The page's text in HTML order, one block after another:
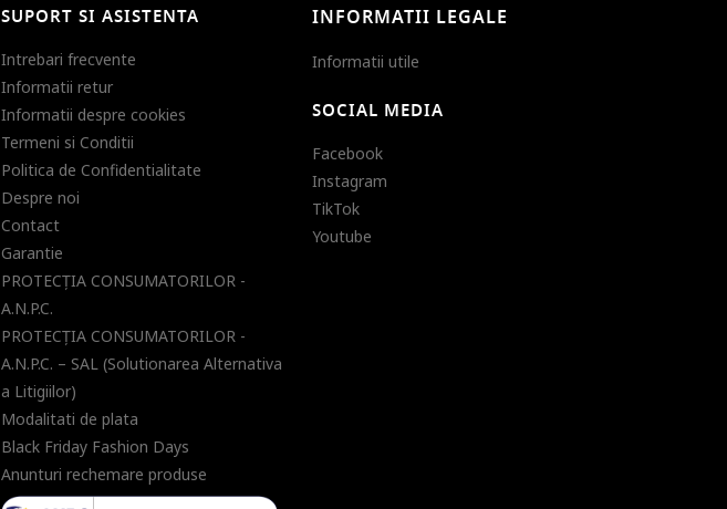
SUPORT SI ASISTENTA
Intrebari frecvente
Informatii retur
Informatii despre cookies
Termeni si Conditii
Politica de Confidentialitate
Despre noi
Contact
Garantie
PROTECŢIA CONSUMATORILOR -
A.N.P.C.
PROTECŢIA CONSUMATORILOR -
A.N.P.C. – SAL (Solutionarea Alternativa
a Litigiilor)
Modalitati de plata
Black Friday Fashion Days
Anunturi rechemare produse
INFORMATII LEGALE
Informatii utile
SOCIAL MEDIA
Facebook
Instagram
TikTok
Youtube